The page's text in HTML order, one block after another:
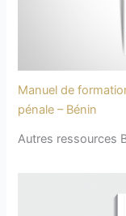
Manuel de
pénale – Bénin
Autres ressources